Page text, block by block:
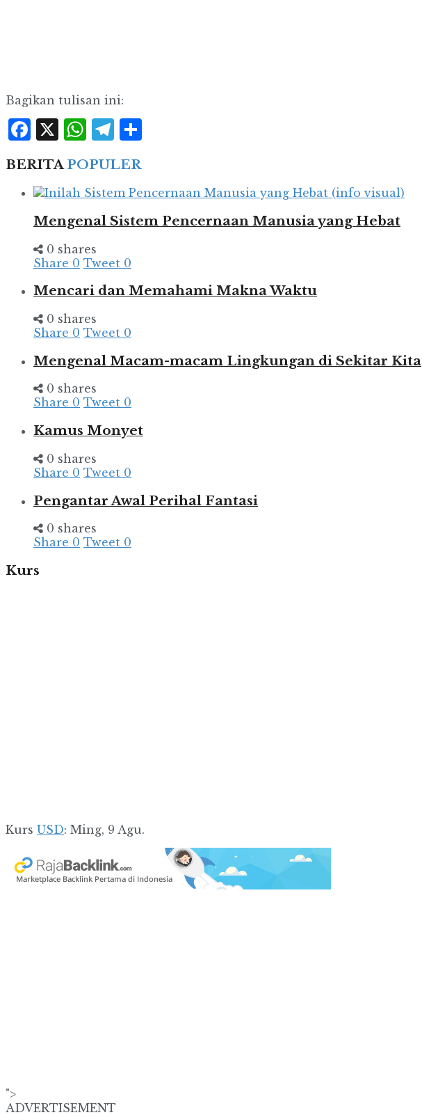
Bagikan tulisan ini:
Facebook
X WhatsApp
Telegram
BERITAPOPULER
Mengenal Sistem Pencernaan Manusia yang Hebat
0 shares
Share 0 Tweet 0
Mencari dan Memahami Makna Waktu
0 shares
Share 0 Tweet 0
Mengenal Macam-macam Lingkungan di Sekitar Kita
0 shares
Share 0 Tweet 0
Kamus Monyet
0 shares
Share 0 Tweet 0
Pengantar Awal Perihal Fantasi
0 shares
Share 0 Tweet 0
Kurs
Kurs USD: Ming, 9 Agu.
">
ADVERTISEMENT